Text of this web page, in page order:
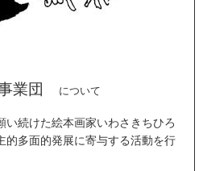
業団 について
続けた絵本画家いわさきちひろ
的多面的発展に寄与する活動を行